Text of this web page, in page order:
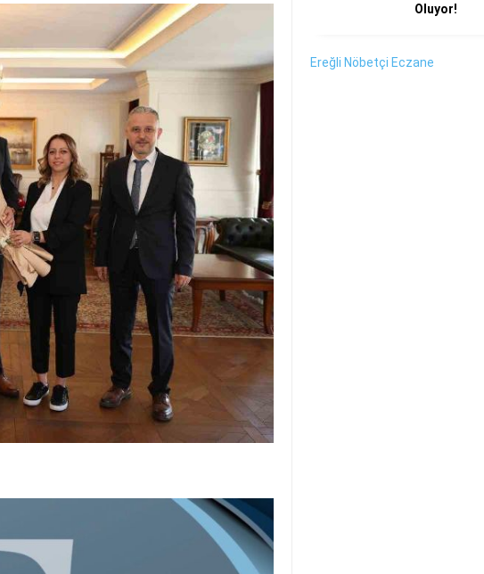
Oluyor!
Ereğli Nöbetçi Eczane